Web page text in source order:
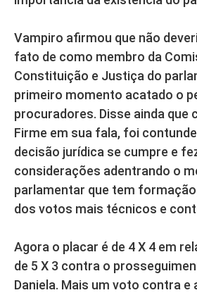
Vampiro afirmou que não
fato de como membro da
Constituição e Justiça do
primeiro momento acatado o
procuradores. Disse ainda que
Firme em sua fala, foi
decisão jurídica se cumpre e
considerações adentrando o
parlamentar que tem
dos votos mais técnicos e
Agora o placar é de 4 X 4 em
de 5 X 3 contra o
Daniela. Mais um voto contra e